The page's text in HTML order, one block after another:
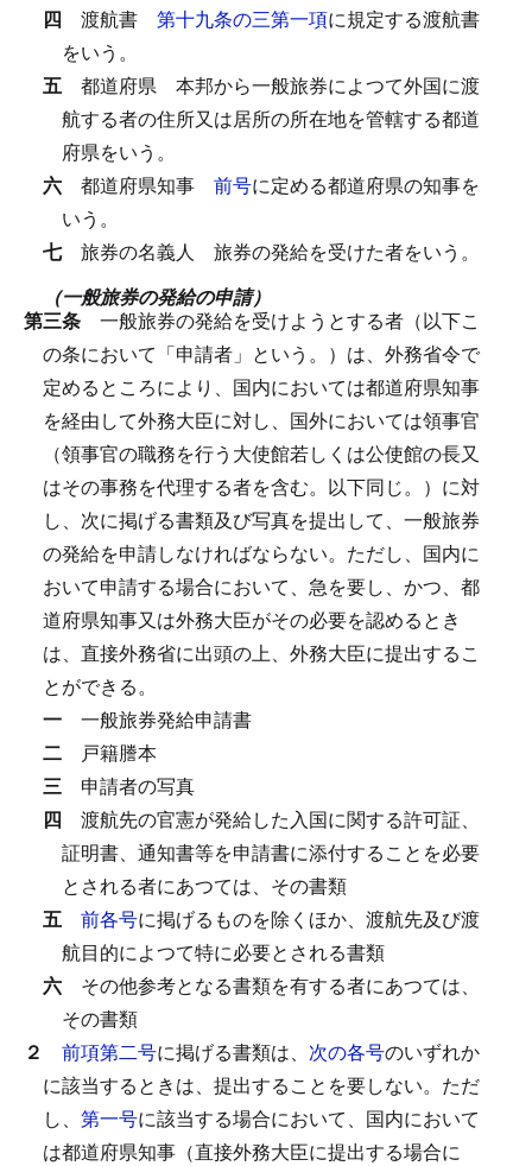
四 渡航書 第十九条の三第一項に規定する渡航書
をいう。
五 都道府県
本邦から一般旅券によつて外国に渡
航する者の住所又は居所の所在地を管轄する都道
府県をいう。
六 都道府県知事 前号に定める都道府県の知事を
いう。
七 旅券の名義人
旅券の発給を受けた者をいう。
（一般旅券の発給の申請）
第三条 一般旅券の発給を受けようとする者（以下こ
の条において「申請者」という。）は、外務省令で
定めるところにより、国内においては都道府県知事
を経由して外務大臣に対し、国外においては領事官
（領事官の職務を行う大使館若しくは公使館の長又
はその事務を代理する者を含む。以下同じ。）に対
し、次に掲げる書類及び写真を提出して、一般旅券
の発給を申請しなければならない。 ただし、国内に
おいて申請する場合において、急を要し、かつ、都
道府県知事又は外務大臣がその必要を認めるとき
は、直接外務省に出頭の上、外務大臣に提出するこ
とができる。
一 一般旅券発給申請書
二
戸籍謄本
三 申請者の写真
四 渡航先の官憲が発給した入国に関する許可証、
証明書、通知書等を申請書に添付することを必要
とされる者にあつては、その書類
五 前各号に掲げるものを除くほか、渡航先及び渡
航目的によつて特に必要とされる書類
六 その他参考となる書類を有する者にあつては、
その書類
２ 前項第二号に掲げる書類は、 次の各号のいずれか
に該当するときは、提出することを要しない。 ただ
し、 第一号に該当する場合において、国内において
は都道府県知事（直接外務大臣に提出する場合に